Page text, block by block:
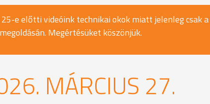
e előtti videóink technikai okok miatt jelenleg csak a
Megértésüket köszönjük.
MÁRCIUS 27.